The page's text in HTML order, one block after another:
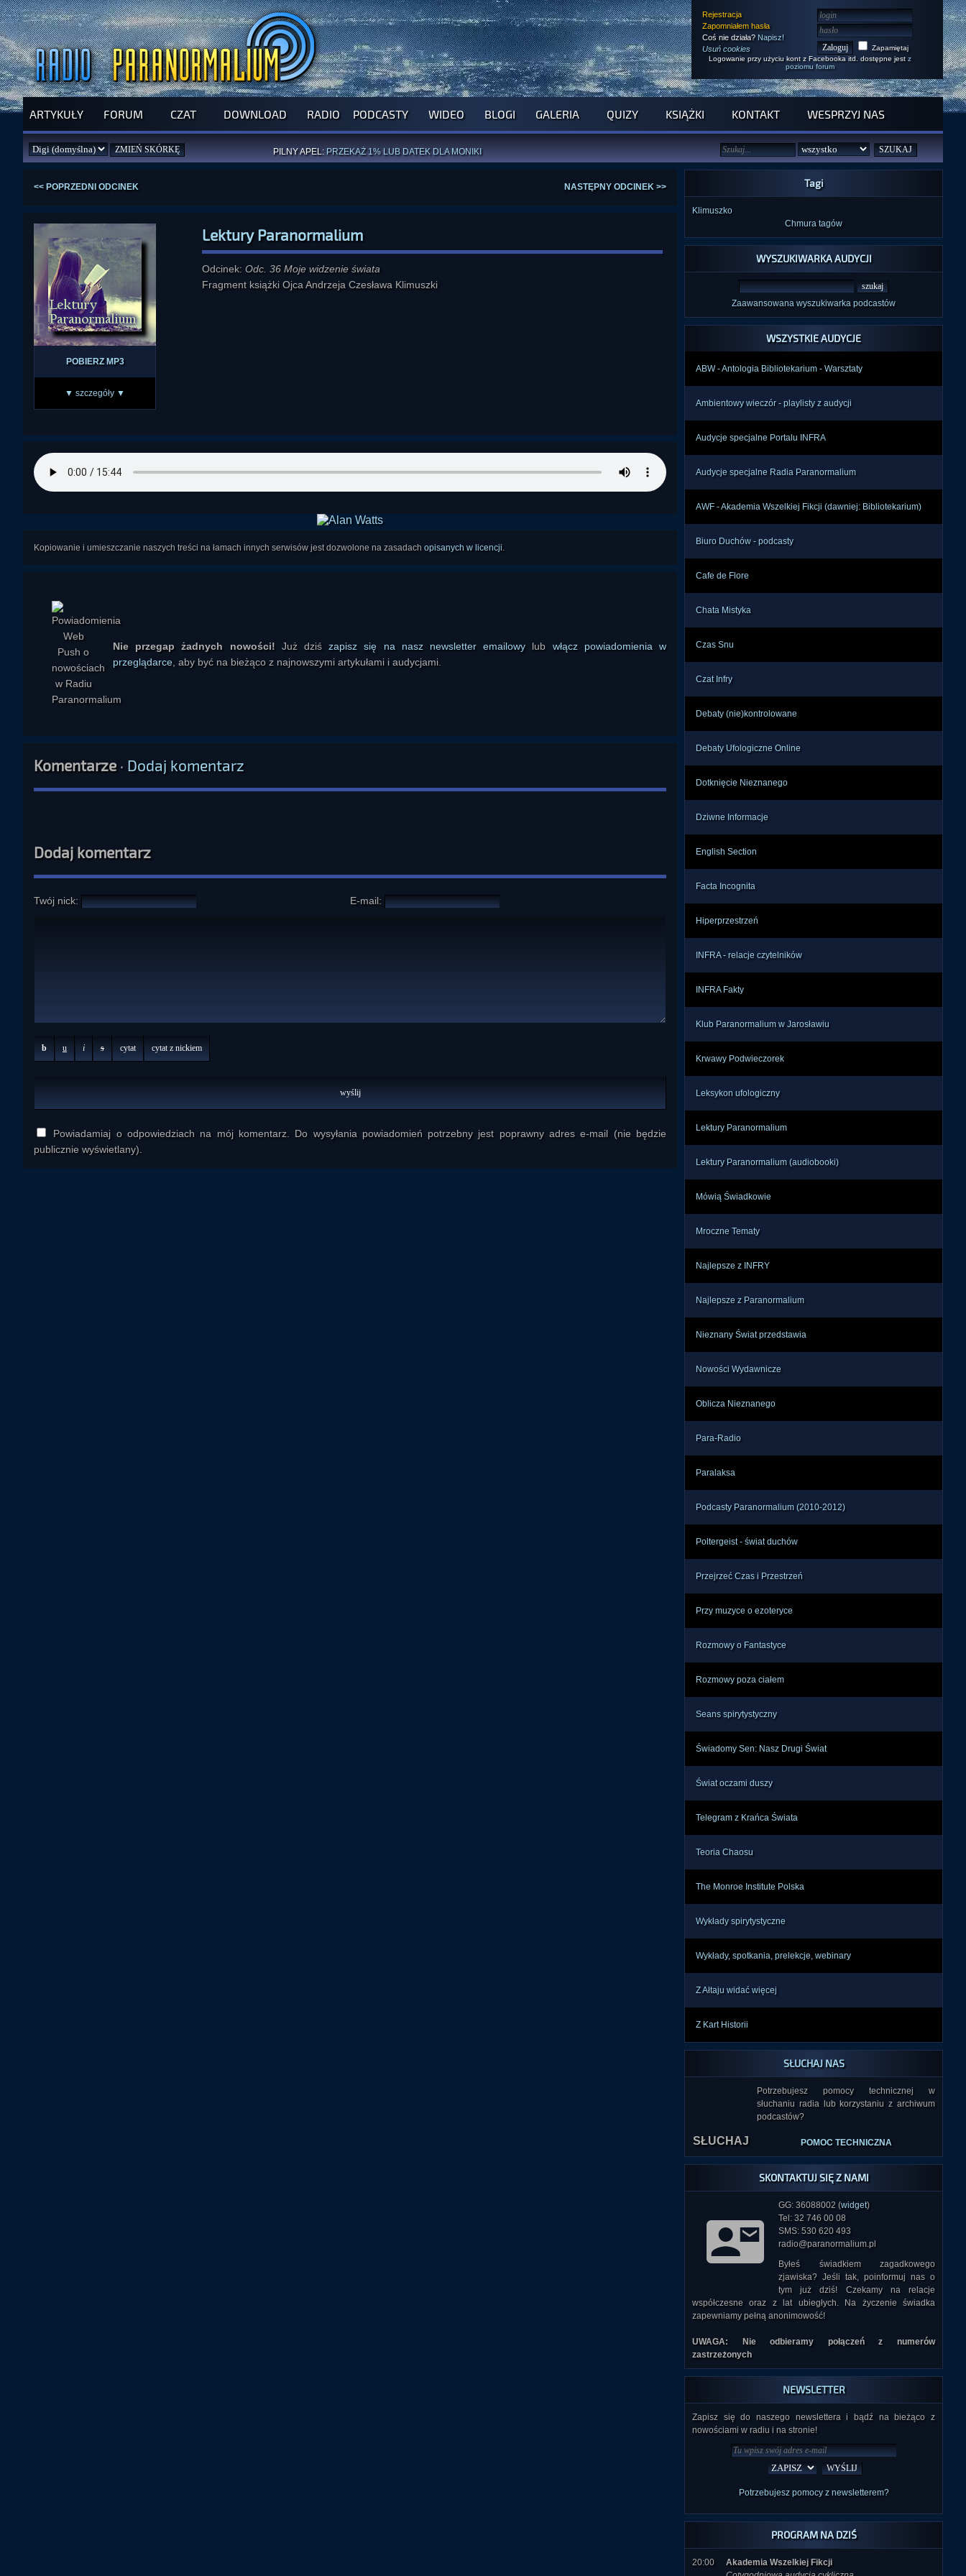
Rejestracja
Zapomniałem hasła
Coś nie działa? Napisz!
Usuń cookies
Zapamiętaj
Logowanie przy użyciu kont z Facebooka itd. dostępne jest z
poziomu forum
ARTYKUŁY FORUM CZAT DOWNLOAD RADIO PODCASTY WIDEO BLOGI GALERIA QUIZY KSIĄŻKI KONTAKT WESPRZYJ NAS
SPRAWDŹ PROGRAM NA NAJBLIŻSZY TYDZIEŃ
PILNY APEL: PRZEKAŻ 1% LUB DATEK DLA MONIKI
<< POPRZEDNI ODCINEK NASTĘPNY ODCINEK >>
POBIERZ MP3
▼ szczegóły ▼
Lektury Paranormalium
Odcinek: Odc. 36 Moje widzenie świata
Fragment książki Ojca Andrzeja Czesława Klimuszki
Kopiowanie i umieszczanie naszych treści na łamach innych serwisów jest dozwolone na zasadach opisanych w licencji.
Nie przegap żadnych nowości! Już dziśzapisz się na nasz newsletter emailowy lub włącz powiadomienia w
przeglądarce , aby być na bieżąco z najnowszymi artykułami i audycjami.
Komentarze· Dodaj komentarz
Dodaj komentarz
Twój nick: E-mail:
b u i s cytat cytat z nickiem
Powiadamiaj o odpowiedziach na mój komentarz. Do wysyłania powiadomień potrzebny jest poprawny adres e-mail (nie będzie
publicznie wyświetlany).
Tagi
Klimuszko
Chmura tagów
WYSZUKIWARKA AUDYCJI
Zaawansowana wyszukiwarka podcastów
WSZYSTKIE AUDYCJE
ABW - Antologia Bibliotekarium - Warsztaty
Ambientowy wieczór - playlisty z audycji
Audycje specjalne Portalu INFRA
Audycje specjalne Radia Paranormalium
AWF - Akademia Wszelkiej Fikcji (dawniej: Bibliotekarium)
Biuro Duchów - podcasty
Cafe de Flore
Chata Mistyka
Czas Snu
Czat Infry
Debaty (nie)kontrolowane
Debaty Ufologiczne Online
Dotknięcie Nieznanego
Dziwne Informacje
English Section
Facta Incognita
Hiperprzestrzeń
INFRA - relacje czytelników
INFRA Fakty
Klub Paranormalium w Jarosławiu
Krwawy Podwieczorek
Leksykon ufologiczny
Lektury Paranormalium
Lektury Paranormalium (audiobooki)
Mówią Świadkowie
Mroczne Tematy
Najlepsze z INFRY
Najlepsze z Paranormalium
Nieznany Świat przedstawia
Nowości Wydawnicze
Oblicza Nieznanego
Para-Radio
Paralaksa
Podcasty Paranormalium (2010-2012)
Poltergeist - świat duchów
Przejrzeć Czas i Przestrzeń
Przy muzyce o ezoteryce
Rozmowy o Fantastyce
Rozmowy poza ciałem
Seans spirytystyczny
Świadomy Sen: Nasz Drugi Świat
Świat oczami duszy
Telegram z Krańca Świata
Teoria Chaosu
The Monroe Institute Polska
Wykłady spirytystyczne
Wykłady, spotkania, prelekcje, webinary
Z Ałtaju widać więcej
Z Kart Historii
SŁUCHAJ NAS
SŁUCHAJ
Potrzebujesz pomocy technicznej w
słuchaniu radia lub korzystaniu z archiwum
podcastów?
POMOC TECHNICZNA
SKONTAKTUJ SIĘ Z NAMI
GG: 36088002 (widget)
Tel: 32 746 00 08
SMS: 530 620 493
radio@paranormalium.pl
Byłeś świadkiem zagadkowego
zjawiska? Jeśli tak, poinformuj nas o
tym już dziś! Czekamy na relacje
współczesne oraz z lat ubiegłych. Na życzenie świadka
zapewniamy pełną anonimowość!
UWAGA: Nie odbieramy połączeń z numerów
zastrzeżonych
NEWSLETTER
Zapisz się do naszego newslettera i bądź na bieżąco z
nowościami w radiu i na stronie!
Potrzebujesz pomocy z newsletterem?
PROGRAM NA DZIŚ
20:00
Akademia Wszelkiej Fikcji